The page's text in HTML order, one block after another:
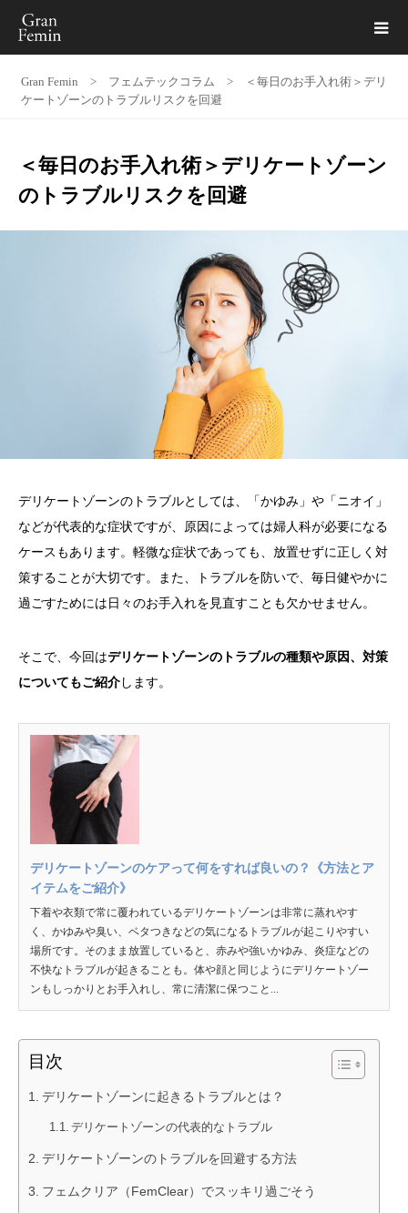
Gran Femin > フェムテックコラム >
＜毎日のお手入れ術＞デリ
ケートゾーンのトラブルリスクを回避
＜毎日のお手入れ術＞デリケートゾーン
のトラブルリスクを回避
デリケートゾーンのトラブルとしては、「かゆみ」や「ニオイ」
などが代表的な症状ですが、原因によっては婦人科が必要になる
ケースもあります。軽微な症状であっても、放置せずに正しく対
策することが大切です。また、トラブルを防いで、毎日健やかに
過ごすためには日々のお手入れを見直すことも欠かせません。
そこで、今回はデリケートゾーンのトラブルの種類や原因、対策
についてもご紹介 します。
デリケートゾーンのケアって何をすれば良いの？《方法とア
イテムをご紹介》
下着や衣類で常に覆われているデリケートゾーンは非常に蒸れやす
く、かゆみや臭い、ベタつきなどの気になるトラブルが起こりやすい
場所です。そのまま放置していると、赤みや強いかゆみ、炎症などの
不快なトラブルが起きることも。体や顔と同じようにデリケートゾー
ンもしっかりとお手入れし、常に清潔に保つこと...
目次
デリケートゾーンに起きるトラブルとは？
デリケートゾーンの代表的なトラブル
デリケートゾーンのトラブルを回避する方法
フェムクリア（FemClear）でスッキリ過ごそう